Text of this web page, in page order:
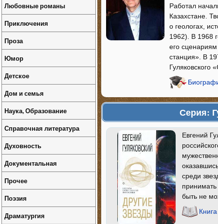
Работал
Казахстане.
о геологах,
1962). В 1968
его
станция». В
Гуляковского
Серия:
Евгений
среди
быть не
Любовные романы
Приключения
Проза
Юмор
Детское
Дом и семья
Наука, Образование
Справочная литература
Духовность
Документальная
Прочее
Поэзия
Драматургия